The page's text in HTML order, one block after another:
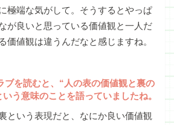
極端な気がして。そうするとやっぱ
が良いと思っている価値観と一人だ
価値観は違うんだなと感じますね。
ブを読むと、“人の表の価値観と裏の
う意味のことを語っていましたね。
という表現だと、なにか良い価値観